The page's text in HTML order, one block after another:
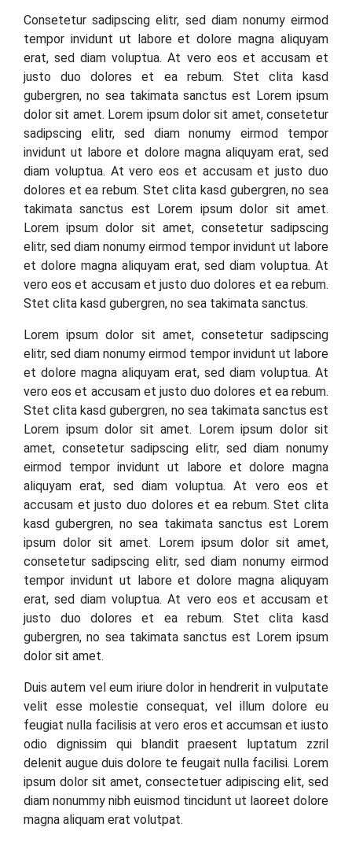
Consetetur sadipscing elitr, sed diam nonumy eirmod
tempor invidunt ut labore et dolore magna aliquyam
erat, sed diam voluptua. At vero eos et accusam et
justo duo dolores et ea rebum. Stet clita kasd
gubergren, no sea takimata sanctus est Lorem ipsum
dolor sit amet. Lorem ipsum dolor sit amet, consetetur
sadipscing elitr, sed diam nonumy eirmod tempor
invidunt ut labore et dolore magna aliquyam erat, sed
diam voluptua. At vero eos et accusam et justo duo
dolores et ea rebum. Stet clita kasd gubergren, no sea
takimata sanctus est Lorem ipsum dolor sit amet.
Lorem ipsum dolor sit amet, consetetur sadipscing
elitr, sed diam nonumy eirmod tempor invidunt ut labore
et dolore magna aliquyam erat, sed diam voluptua. At
vero eos et accusam et justo duo dolores et ea rebum.
Stet clita kasd gubergren, no sea takimata sanctus.
Lorem ipsum dolor sit amet, consetetur sadipscing
elitr, sed diam nonumy eirmod tempor invidunt ut labore
et dolore magna aliquyam erat, sed diam voluptua. At
vero eos et accusam et justo duo dolores et ea rebum.
Stet clita kasd gubergren, no sea takimata sanctus est
Lorem ipsum dolor sit amet. Lorem ipsum dolor sit
amet, consetetur sadipscing elitr, sed diam nonumy
eirmod tempor invidunt ut labore et dolore magna
aliquyam erat, sed diam voluptua. At vero eos et
accusam et justo duo dolores et ea rebum. Stet clita
kasd gubergren, no sea takimata sanctus est Lorem
ipsum dolor sit amet. Lorem ipsum dolor sit amet,
consetetur sadipscing elitr, sed diam nonumy eirmod
tempor invidunt ut labore et dolore magna aliquyam
erat, sed diam voluptua. At vero eos et accusam et
justo duo dolores et ea rebum. Stet clita kasd
gubergren, no sea takimata sanctus est Lorem ipsum
dolor sit amet.
Duis autem vel eum iriure dolor in hendrerit in vulputate
velit esse molestie consequat, vel illum dolore eu
feugiat nulla facilisis at vero eros et accumsan et iusto
odio dignissim qui blandit praesent luptatum zzril
delenit augue duis dolore te feugait nulla facilisi. Lorem
ipsum dolor sit amet, consectetuer adipiscing elit, sed
diam nonummy nibh euismod tincidunt ut laoreet dolore
magna aliquam erat volutpat.